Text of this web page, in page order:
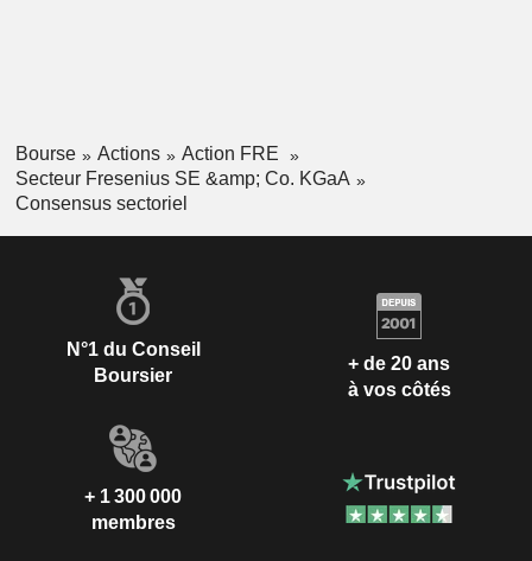
Bourse Actions
Action FRE
Secteur Fresenius SE &amp; Co. KGaA
Consensus sectoriel
N°1 du Conseil
Boursier
+ de 20 ans
à vos côtés
+ 1 300 000
membres